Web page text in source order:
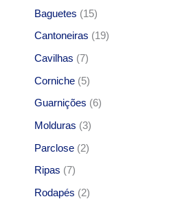
Baguetes
15
Cantoneiras 19
Cavilhas 7
Corniche 5
Guarnições 6
Molduras 3
Parclose 2
Ripas 7
Rodapés 2